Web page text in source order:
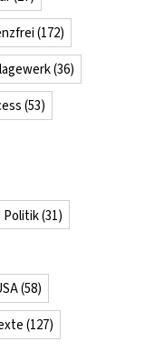
(172)
(36)
(53)
Politik(31)
(58)
(127)